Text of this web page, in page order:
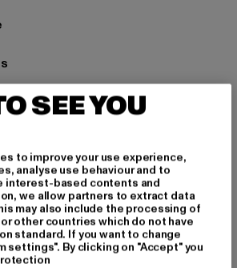
100% Baumwolle
GmbH |info@tbint.de
Straße 7 | 64372 Ober-Ramstadt |
SEE YOU
to improve your use experience,
analyse use behaviour and to
interest-based contents and
we allow partners to extract data
may also include the processing of
other countries which do not have
standard. If you want to change
settings". By clicking on "Accept" you